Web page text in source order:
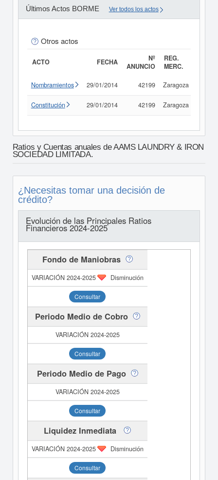
Últimos Actos BORME Ver todos los actos
Otros actos
ACTO FECHA
Nº
ANUNCIO
REG.
MERC.
Nombramientos 29/01/2014 42199 Zaragoza
Constitución 29/01/2014 42199 Zaragoza
Ratios y Cuentas anuales de AAMS LAUNDRY & IRON
SOCIEDAD LIMITADA.
¿Necesitas tomar una decisión de
crédito?
Evolución de las Principales Ratios
Financieros 2024-2025
Fondo de Maniobras
Disminución
Consultar
Periodo Medio de Cobro
Consultar
Periodo Medio de Pago
Consultar
Liquidez Inmediata
Disminución
Consultar